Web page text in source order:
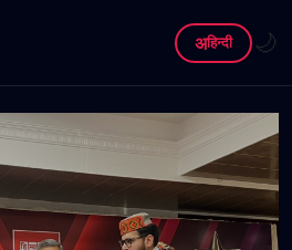
अहिन्दी 🌙